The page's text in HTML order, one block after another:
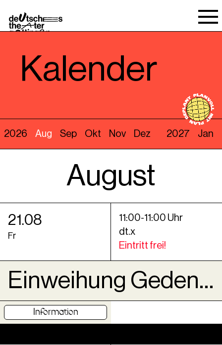
Spielraum
Kalender
2026 Aug Sep Okt Nov Dez 2027 Jan
August
21.08
Fr
11 :00-11 :00 Uhr
dt.x
Eintritt frei!
Einweihung Gedenktafel »neunzehnhundertzweiundvierzig MemoRails Göttingen«
Information